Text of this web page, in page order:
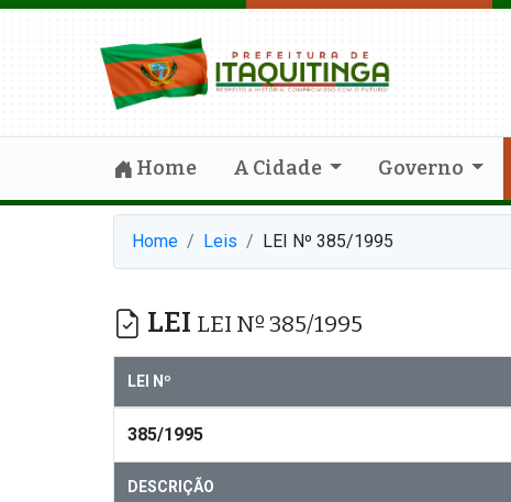
Home A Cidade Governo
Home Leis LEI Nº 385/1995
LEI LEI Nº 385/1995
LEI Nº
385/1995
DESCRIÇÃO